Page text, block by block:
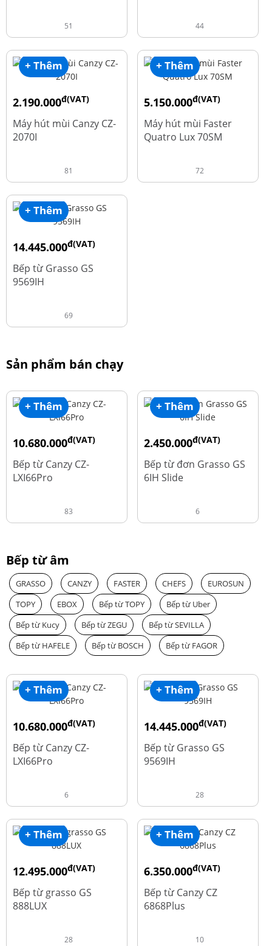
51 44
+ Thêm
2.190.000đ(VAT)
4.450.000
Máy hút mùi Canzy CZ-
2070I
81
+ Thêm
5.150.000đ(VAT)
9.700.000
Máy hút mùi Faster
Quatro Lux 70SM
72
+ Thêm
14.445.000đ(VAT)
19.260.000
Bếp từ Grasso GS
9569IH
69
Sản phẩm bán chạy
+ Thêm
10.680.000đ(VAT)
15.980.000
Bếp từ Canzy CZ-
LXI66Pro
83
+ Thêm
2.450.000đ(VAT)
3.560.000
Bếp từ đơn Grasso GS
6IH Slide
6
Bếp từ âm
GRASSO CANZY FASTER CHEFS
EUROSUN
TOPY
EBOX Bếp từ TOPY
Bếp từ Uber
Bếp từ Kucy
Bếp từ ZEGU
Bếp từ SEVILLA
Bếp từ HAFELE
Bếp từ BOSCH Bếp từ FAGOR
+ Thêm
10.680.000đ(VAT)
15.980.000
Bếp từ Canzy CZ-
LXI66Pro
6
+ Thêm
14.445.000đ(VAT)
19.260.000
Bếp từ Grasso GS
9569IH
28
+ Thêm
12.495.000đ(VAT)
16.660.000
Bếp từ grasso GS
888LUX
28
+ Thêm
6.350.000đ(VAT)
15.980.000
Bếp từ Canzy CZ
6868Plus
10